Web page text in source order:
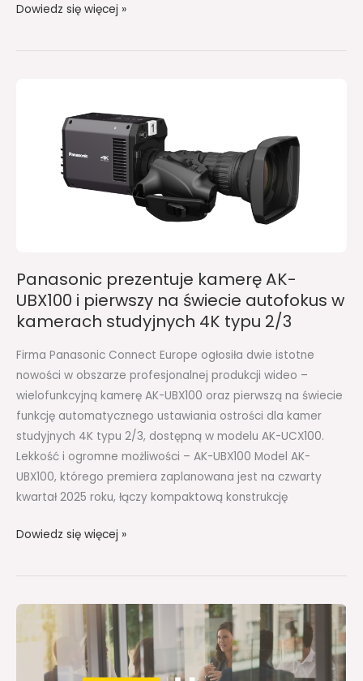
Dowiedz się więcej »
Panasonic prezentuje kamerę AK-
UBX100 i pierwszy na świecie autofokus w
kamerach studyjnych 4K typu 2/3
Firma Panasonic Connect Europe ogłosiła dwie istotne
nowości w obszarze profesjonalnej produkcji wideo –
wielofunkcyjną kamerę AK-UBX100 oraz pierwszą na świecie
funkcję automatycznego ustawiania ostrości dla kamer
studyjnych 4K typu 2/3, dostępną w modelu AK-UCX100.
Lekkość i ogromne możliwości – AK-UBX100 Model AK-
UBX100, którego premiera zaplanowana jest na czwarty
kwartał 2025 roku, łączy kompaktową konstrukcję
autofokus
w
kamerach
studyjnych
4K
typu
2/3
Dowiedz się więcej »
Jabra
Huddly
nawiązują